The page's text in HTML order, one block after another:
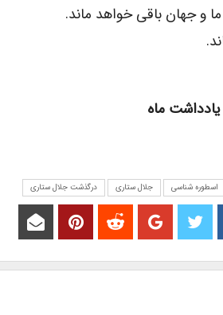
و جهان باقی خواهد ماند.
ماه
اسطوره شناسی جلال ستاری درگذشت جلال ستاری